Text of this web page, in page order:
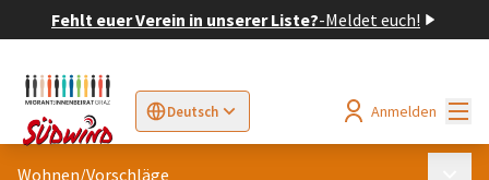
Fehlt euer Verein in unserer Liste?-Meldet euch!
Deutsch
Sprache wählen Choose languageElegir el idioma
Anmelden
Wohnen/Vorschläge